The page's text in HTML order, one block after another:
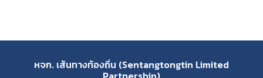
หจก. เส้นทางท้องถิ่น (Sentangtongtin Limited